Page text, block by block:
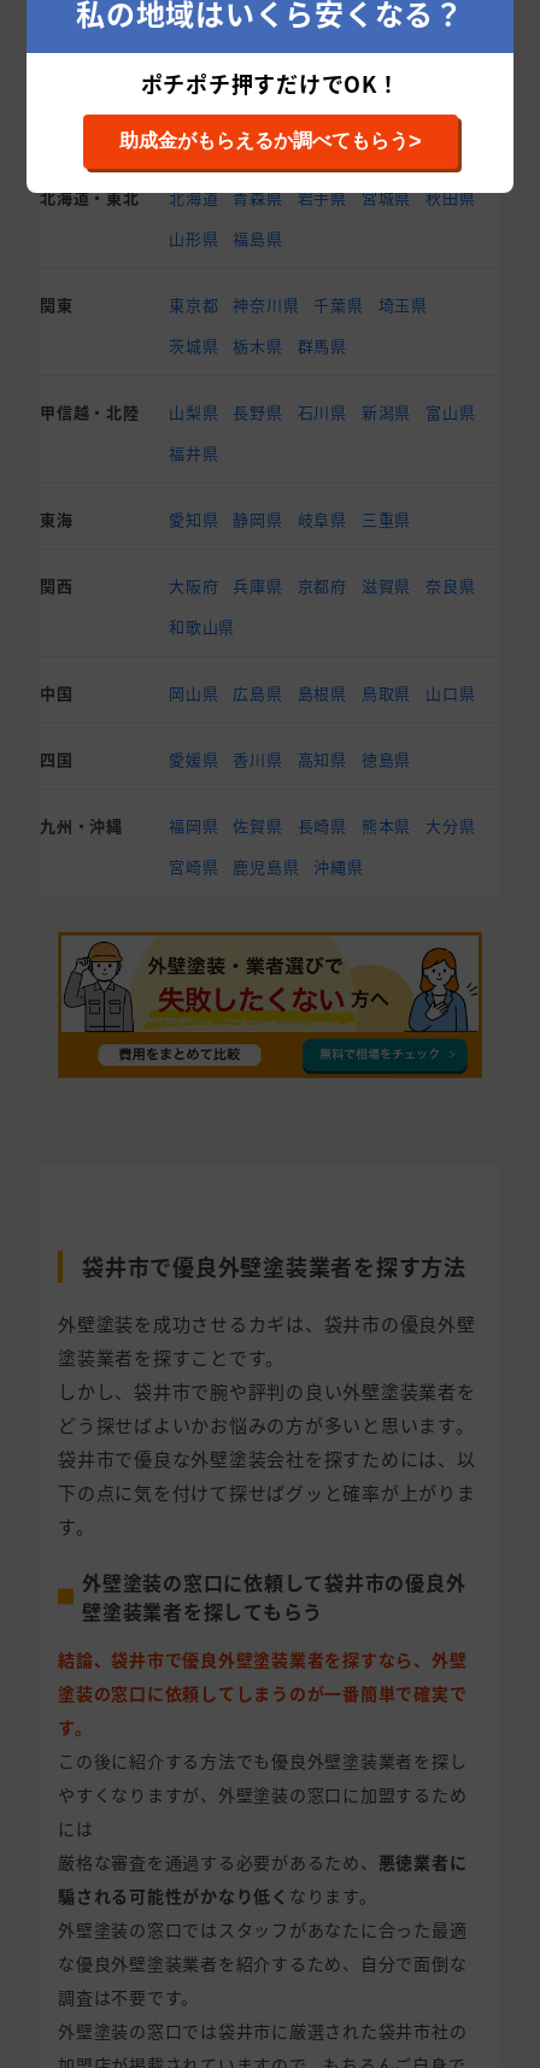
他都道府県から外壁塗装業者を探す
北海道・東北 北海道 青森県 岩手県 宮城県
秋田県
山形県
福島県
関東 東京都 神奈川県 千葉県
埼玉県
茨城県
栃木県 群馬県
甲信越・北陸 山梨県 長野県 石川県 新潟県
富山県
福井県
東海 愛知県 静岡県 岐阜県 三重県
関西 大阪府 兵庫県 京都府 滋賀県
奈良県
和歌山県
中国 岡山県 広島県 島根県 鳥取県 山口県
四国 愛媛県 香川県 高知県 徳島県
九州・沖縄 福岡県 佐賀県 長崎県 熊本県
大分県
宮崎県
鹿児島県 沖縄県
袋井市で優良外壁塗装業者を探す方法
外壁塗装を成功させるカギは、袋井市の優良外壁
塗装業者を探すことです。
しかし、袋井市で腕や評判の良い外壁塗装業者を
どう探せばよいかお悩みの方が多いと思います。
袋井市で優良な外壁塗装会社を探すためには、以
下の点に気を付けて探せばグッと確率が上がりま
す。
外壁塗装の窓口に依頼して袋井市の優良外
壁塗装業者を探してもらう
結論、袋井市で優良外壁塗装業者を探すなら、外壁
塗装の窓口に依頼してしまうのが一番簡単で確実で
す。
この後に紹介する方法でも優良外壁塗装業者を探し
やすくなりますが、外壁塗装の窓口に加盟するため
には
厳格な審査を通過する必要があるため、 悪徳業者に
騙される可能性がかなり低く なります。
外壁塗装の窓口ではスタッフがあなたに合った最適
な優良外壁塗装業者を紹介するため、自分で面倒な
調査は不要です。
外壁塗装の窓口では袋井市に厳選された袋井市社の
私の地域はいくら安くなる？
ポチポチ押すだけでOK！
助成金がもらえるか調べてもらう>